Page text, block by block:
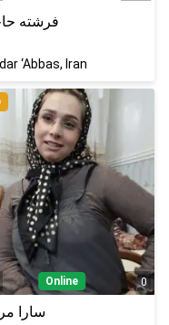
فرشته
‘Abbas, Iran
Online 0
سارا